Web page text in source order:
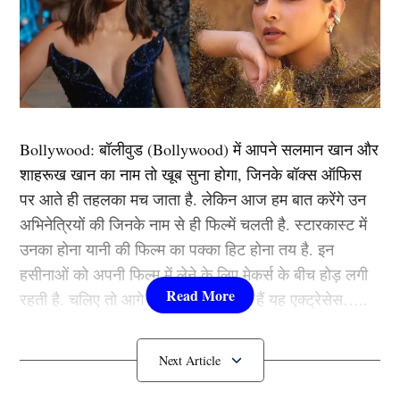
हैदराबाद को अपने ही गढ़ में हराने के बाद कप्तान एमएस धोनी
(MS Dhoni) ने कहा कि,
मुझे बल्लेबाजी के अधिक मौके नहीं मिल रहे हैं। मुझे कोई शिकायत
नहीं है। आपको उसका गेंदबाजी एक्शन (पथिराना) चुनने के लिए
टाइम चाहिए। उसके पास वैरिएशन है, उसकी रफ्तार अच्छी है।
हमने लसीथ मलिंगा के साथ देखा है। ऐसा व्यक्ति जिसका एक्शन
बहुत ही अजीब है और जो लाइन और लेंथ के साथ बहुत अच्छा है।
Bollywood:बॉलीवुड (Bollywood)में आपने सलमान खान और
शाहरूख खान का नाम तो खूब सुना होगा, जिनके बॉक्स ऑफिस
पर आते ही तहलका मच जाता है. लेकिन आज हम बात करेंगे उन
अभिनेत्रियों की जिनके नाम से ही फिल्में चलती है. स्टारकास्ट में
उनका होना यानी की फिल्म का पक्का हिट होना तय है. इन
हसीनाओं को अपनी फिल्म में लेने के लिए मेकर्स के बीच होड़ लगी
रहती है. चलिए तो आगे जानते हैं कौन-कौन हैं यह एक्ट्रेसेस…..
कौन हैंBollywood की यह हसीनाएं?